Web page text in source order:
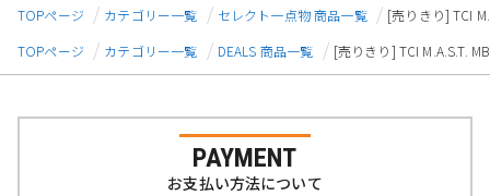
TOPページ
カテゴリー一覧 セレクト一点物 商品一覧
[売りきり] TCI
TOPページ
カテゴリー一覧 DEALS 商品一覧 [売りきり] TCI M.A.S.T.
PAYMENT
お支払い方法について